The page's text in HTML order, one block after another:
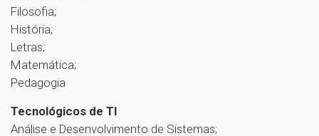
Filosofia;
História;
Letras;
Matemática;
Pedagogia
Tecnológicos de TI
Análise e Desenvolvimento de Sistemas;